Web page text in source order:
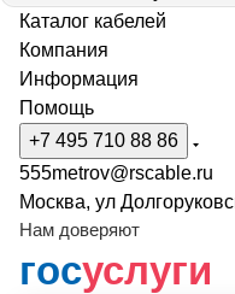
Каталог кабелей
Компания
Информация
Помощь
+7 495 710 88 86
555metrov@rscable.ru
Москва, ул
Нам доверяют
госуслуги